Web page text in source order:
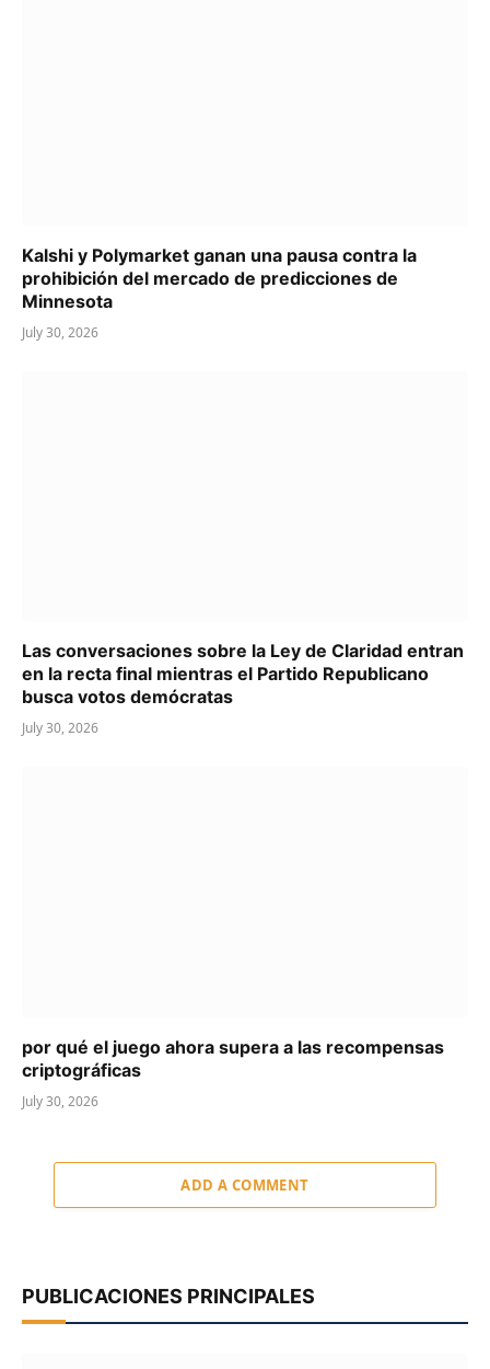
Kalshi y Polymarket ganan una pausa contra la
prohibición del mercado de predicciones de
Minnesota
July 30, 2026
Las conversaciones sobre la Ley de Claridad entran
en la recta final mientras el Partido Republicano
busca votos demócratas
July 30, 2026
por qué el juego ahora supera a las recompensas
criptográficas
July 30, 2026
ADD A COMMENT
PUBLICACIONES PRINCIPALES